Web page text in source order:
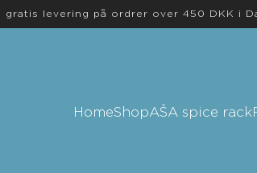
gratis levering på ordrer over 450 DKK i
HomeShopAŠA spice rack